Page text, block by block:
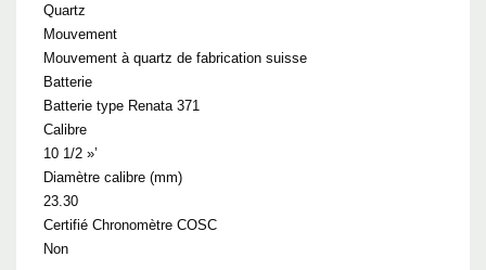
Quartz
Mouvement
Mouvement à quartz de fabrication suisse
Batterie
Batterie type Renata 371
Calibre
10 1/2 »’
Diamètre calibre (mm)
23.30
Certifié Chronomètre COSC
Non